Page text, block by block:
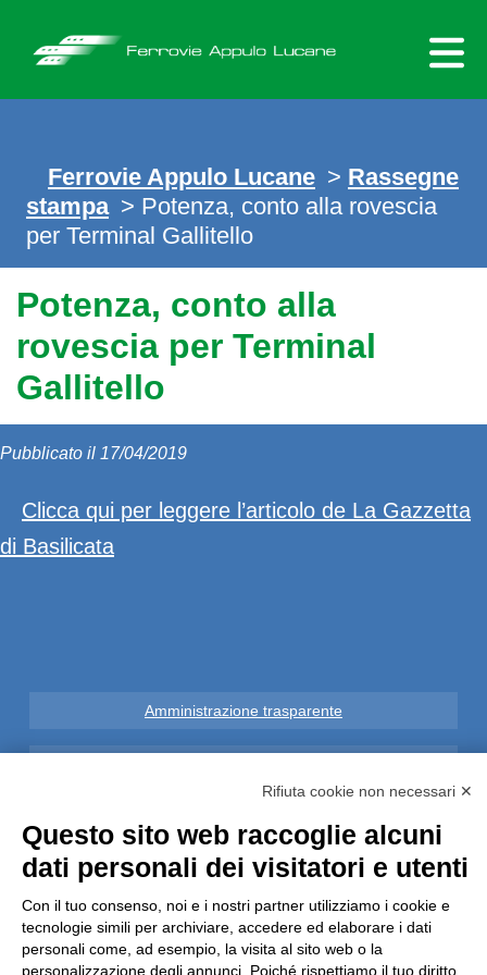
content
Ferrovie Appulo Lucane > Rassegne
stampa > Potenza, conto alla rovescia
per Terminal Gallitello
Potenza, conto alla
rovescia per Terminal
Gallitello
Pubblicato il 17/04/2019
Clicca qui per leggere l’articolo de La Gazzetta
di Basilicata
Amministrazione trasparente
Informative GDPR (679/2016)
Reclami
Rifiuta cookie non necessari ✕
Questo sito web raccoglie alcuni
dati personali dei visitatori e utenti
Con il tuo consenso, noi e i nostri partner utilizziamo i cookie e
tecnologie simili per archiviare, accedere ed elaborare i dati
personali come, ad esempio, la visita al sito web o la
personalizzazione degli annunci. Poiché rispettiamo il tuo diritto